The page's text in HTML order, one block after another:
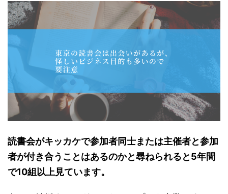
読書会がキッカケで参加者同士または主催者と参加
者が付き合うことはあるのかと尋ねられると5年間
で10組以上見ています。